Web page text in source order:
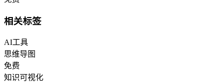
相关标签
AI工具
思维导图
免费
知识可视化